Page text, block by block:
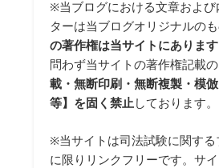
※当ブログにおける文章および
ターは当ブログオリジナルの
の著作権は当サイトにあります
問わず当サイトの著作権記載
載・無断印刷・無断複製・模
等】を固く禁止しております。
※当サイトは司法試験に関する
に限りリンクフリーです。サ